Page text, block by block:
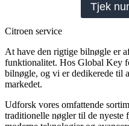
Tjek
Citroen service
At have den rigtige bilnøgle er
funktionalitet. Hos Global Key
bilnøgle, og vi er dedikerede til
markedet.
Udforsk vores omfattende
traditionelle nøgler til de nyeste